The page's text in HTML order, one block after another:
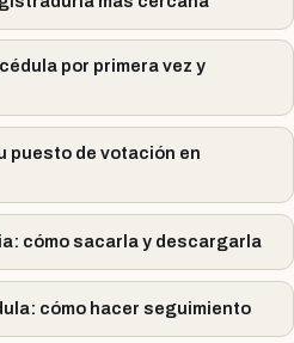
por primera vez y
puesto de votación en
cómo sacarla y descargarla
cómo hacer seguimiento